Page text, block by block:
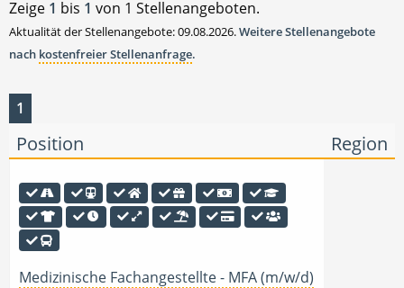
Zeige 1 bis 1 von 1 Stellenangeboten.
Aktualität der Stellenangebote: 09.08.2026.Weitere Stellenangebote
nach kostenfreier Stellenanfrage.
1
Position Region
Medizinische Fachangestellte - MFA (m/w/d)